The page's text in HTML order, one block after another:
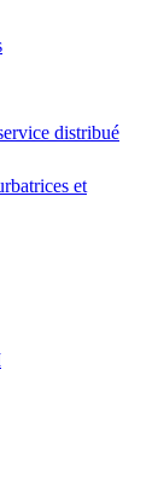
distribué
et